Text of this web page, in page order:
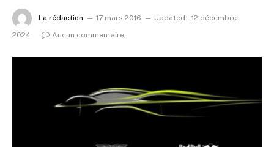
La rédaction 17 mars 2016 Updated: 12 décembre
2024
Aucun commentaire